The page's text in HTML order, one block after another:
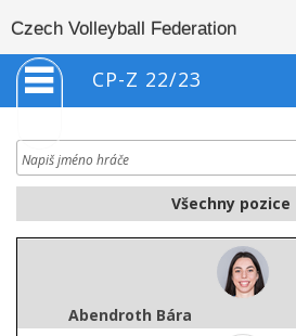
Czech Volleyball Federation
CP-Z 22/23
Abendroth Bára